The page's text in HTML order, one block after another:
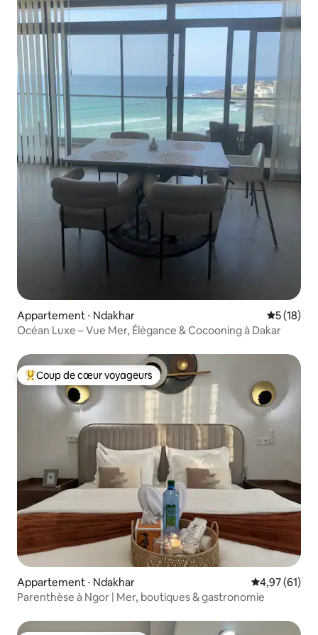
Appartement ⋅ Ndakhar
5 (18)
Océan Luxe – Vue Mer, Élégance & Cocooning à Dakar
Coups de cœur voyageurs les plus appréciés
Coup de cœur voyageurs
Appartement ⋅ Ndakhar Évaluation
4,97 (61)
Parenthèse à Ngor | Mer, boutiques & gastronomie